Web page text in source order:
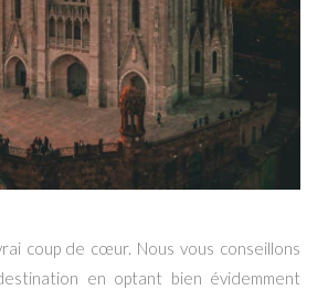
coup de cœur. Nous vous conseillons
en optant bien évidemment